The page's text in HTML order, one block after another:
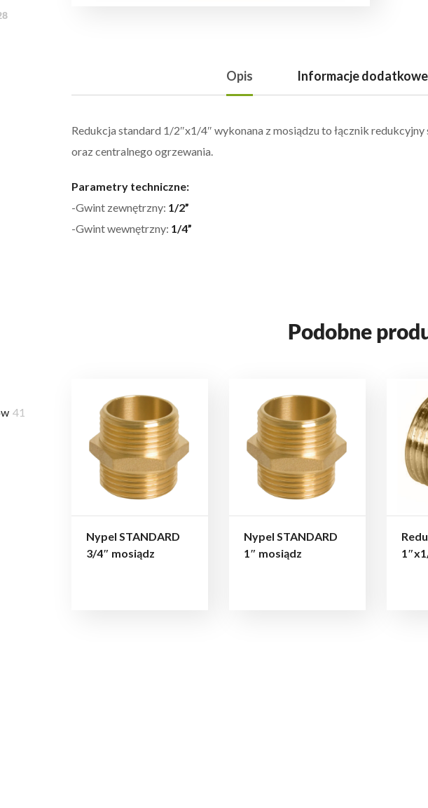
Opis Informacje dodatkowe
Redukcja standard 1/2″x1/4″ wykonana z mosiądzu to łącznik
oraz centralnego ogrzewania.
Parametry techniczne:
-Gwint zewnętrzny: 1/2”
-Gwint wewnętrzny: 1/4”
Podobne
Nypel STANDARD
3/4″ mosiądz
Nypel STANDARD
1″ mosiądz
41